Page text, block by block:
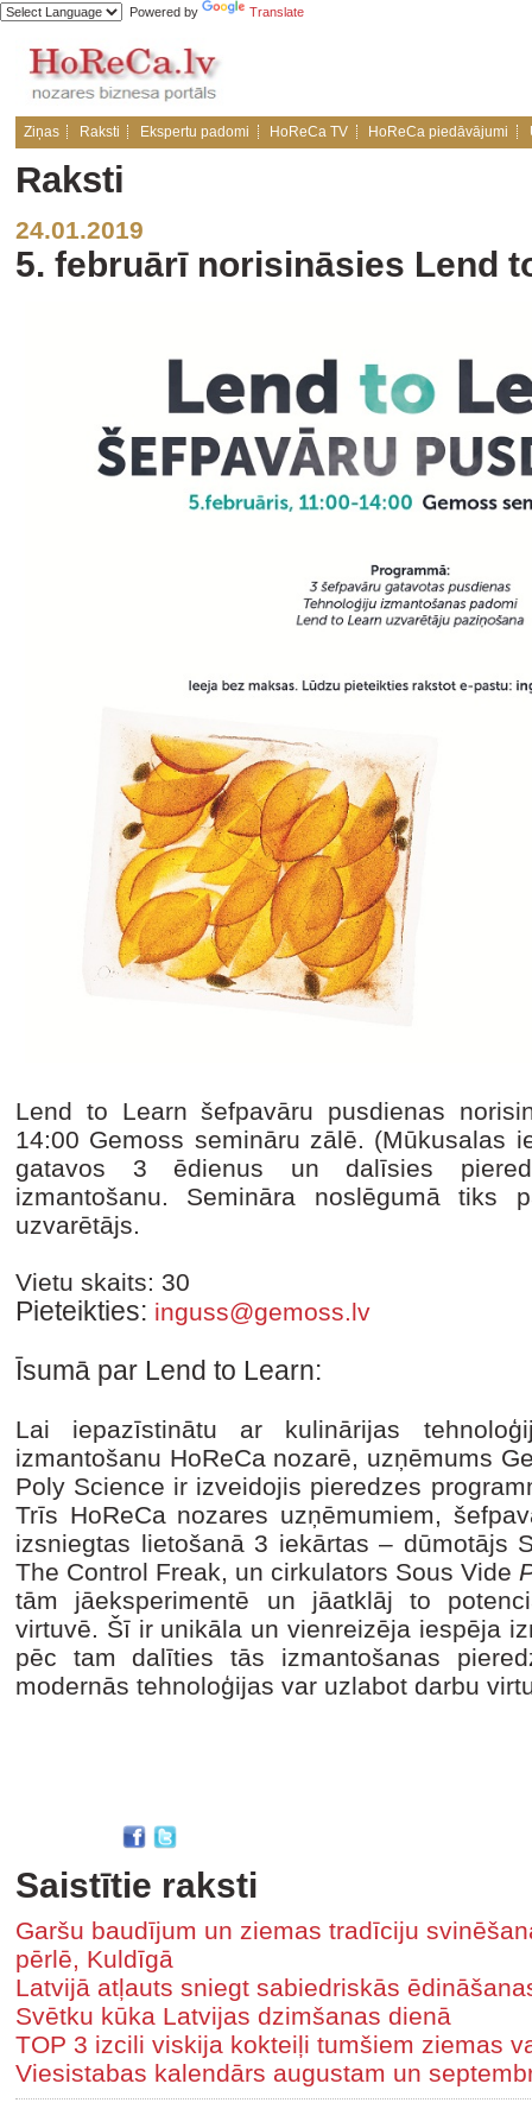
Powered by Translate
Ziņas Raksti Ekspertu padomi HoReCa TV HoReCa piedāvājumi
Raksti
24.01.2019
5. februārī norisināsies Lend
Lend to Learn šefpavāru pusdienas
14:00 Gemoss semināru zālē. (Mūkusalas
gatavos 3 ēdienus un dalīsies
izmantošanu. Semināra noslēgumā tiks
uzvarētājs.
Vietu skaits: 30­­
Pieteikties: inguss@gemoss.lv
Īsumā par Lend to Learn:
Lai iepazīstinātu ar kulinārijas
izmantošanu HoReCa nozarē, uzņēmums
Poly Science ir izveidojis pieredzes
Trīs HoReCa nozares uzņēmumiem,
izsniegtas lietošanā 3 iekārtas – dūmotājs
The Control Freak, un cirkulators Sous Vide
tām jāeksperimentē un jāatklāj to
virtuvē. Šī ir unikāla un vienreizēja iespēja
pēc tam dalīties tās izmantošanas
modernās tehnoloģijas var uzlabot darbu
Saistītie raksti
Garšu baudījum un ziemas tradīciju
pērlē, Kuldīgā
Latvijā atļauts sniegt sabiedriskās
Svētku kūka Latvijas dzimšanas dienā
TOP 3 izcili viskija kokteiļi tumšiem ziemas
Viesistabas kalendārs augustam un